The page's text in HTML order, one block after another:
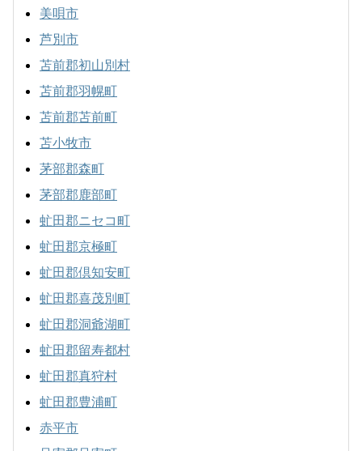
美唄市
芦別市
苫前郡初山別村
苫前郡羽幌町
苫前郡苫前町
苫小牧市
茅部郡森町
茅部郡鹿部町
虻田郡ニセコ町
虻田郡京極町
虻田郡倶知安町
虻田郡喜茂別町
虻田郡洞爺湖町
虻田郡留寿都村
虻田郡真狩村
虻田郡豊浦町
赤平市